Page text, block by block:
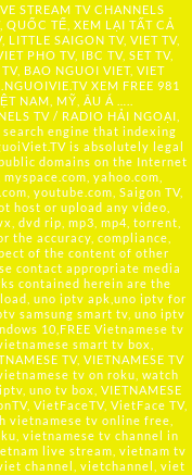
STREAM TV CHANNELS
QUỐC TẾ, XEM LẠI TẤT CẢ
SAIGON TV, VIET TV,
PHO TV, IBC TV, SET TV,
BAO NGUOI VIET, VIET
NGUOIVIE.TV XEM FREE 981
NAM, MỸ, ÂU Á …..
TV / RADIO HẢI NGOẠI,
search engine that indexing
is absolutely legal
domains on the Internet
yahoo.com,
youtube.com, Saigon TV,
host or upload any video,
dvd rip, mp3, mp4, torrent,
the accuracy, compliance,
of the content of other
contact appropriate media
contained herein are the
uno iptv apk,uno iptv for
samsung smart tv, uno iptv
10,FREE Vietnamese tv
smart tv box,
TV, VIETNAMESE TV
tv on roku, watch
uno tv box, VIETNAMESE
VietFaceTV, VietFace TV,
vietnamese tv online free,
vietnamese tv channel in
live stream, vietnam tv
channel, vietchannel, viet